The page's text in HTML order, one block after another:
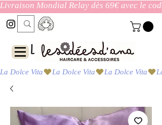
Livraison Mondial Relay dès 69€ avec le
Las ideas de Ana
La Dolce Vita